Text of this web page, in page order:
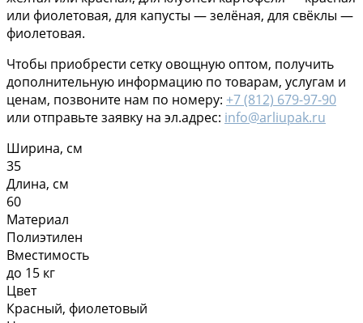
или фиолетовая, для капусты — зелёная, для свёклы —
фиолетовая.
Чтобы приобрести сетку овощную оптом, получить
дополнительную информацию по товарам, услугам и
ценам, позвоните нам по номеру: +7 (812) 679-97-90
или отправьте заявку на эл.адрес: info@arliupak.ru
Ширина, см
35
Длина, см
60
Материал
Полиэтилен
Вместимость
до 15 кг
Цвет
Красный, фиолетовый